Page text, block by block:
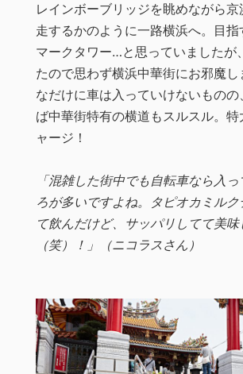
レインボーブリッジを眺めながら
走するかのように一路横浜へ。目指
マークタワー…と思っていましたが
たので思わず横浜中華街にお邪魔
なだけに車は入っていけないものの
ば中華街特有の横道もスルスル。特
ャージ！
「混雑した街中でも自転車なら入
ろが多いですよね。タピオカミル
て飲んだけど、サッパリしてて美味
（笑）！」（ニコラスさん）